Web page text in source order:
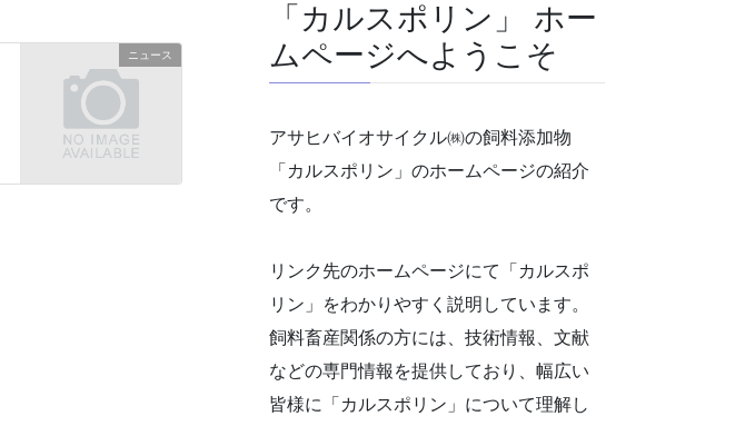
ニュース
「カルスポリン」 ホー
ムページへようこそ
アサヒバイオサイクル㈱の飼料添加物
「カルスポリン」のホームページの紹介
です。
リンク先のホームページにて「カルスポ
リン」をわかりやすく説明しています。
飼料畜産関係の方には、技術情報、文献
などの専門情報を提供しており、幅広い
皆様に「カルスポリン」について理解し